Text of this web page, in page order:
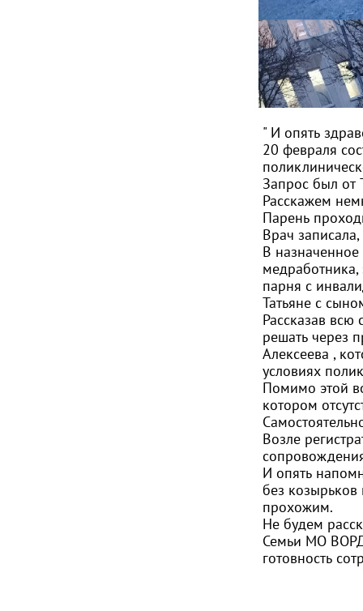
" И опять
20 февраля
Запрос был от
Расскажем
Парень
Врач
В
медработника,
парня с
Татьяне с
Рассказав
решать через
Алексеева ,
условиях
Помимо этой
котором
Возле
И опять
без козырьков
прохожим.
Не будем
Семьи МО
готовность